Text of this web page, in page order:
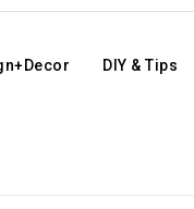
DIY & Tips